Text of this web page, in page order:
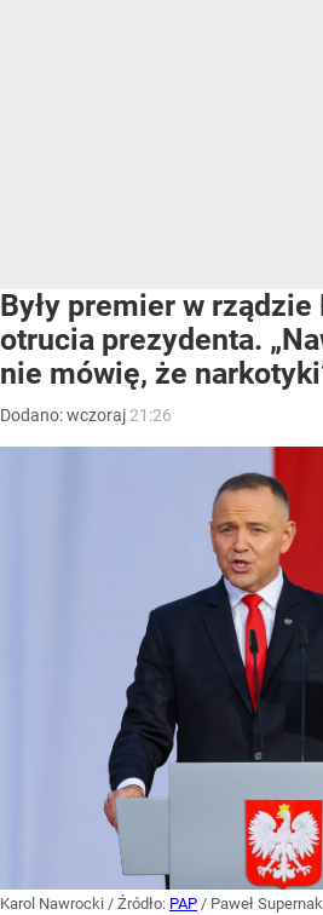
Były premier w rządzie
otrucia prezydenta.
nie mówię, że
Dodano:wczoraj 21:26
Karol Nawrocki / Źródło: PAP / Paweł Supernak